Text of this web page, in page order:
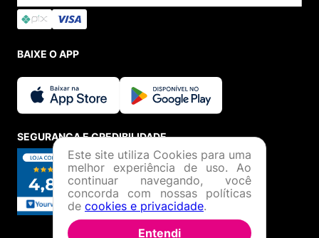
BAIXE O APP
SEGURANÇA E CREDIBILIDADE
Este site utiliza Cookies para uma
melhor experiência de uso. Ao
continuar navegando, você
concorda com nossas políticas
de cookies e privacidade.
Entendi